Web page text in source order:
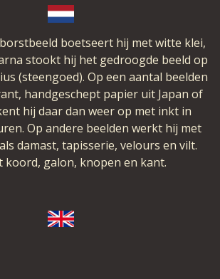
boetseert hij met witte klei,
stookt hij het gedroogde beeld op
(steengoed). Op een aantal beelden
handgeschept papier uit Japan of
hij daar dan weer op met inkt in
Op andere beelden werkt hij met
damast, tapisserie, velours en vilt.
koord, galon, knopen en kant.